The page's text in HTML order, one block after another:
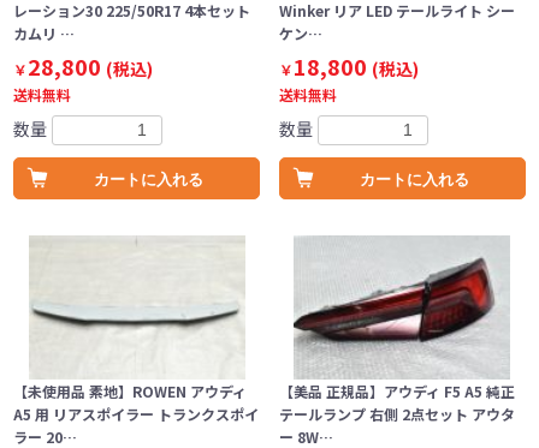
レーション30 225/50R17 4本セット
カムリ …
￥28,800 (税込)
送料無料
数量
カートに入れる
Winker リア LED テールライト シー
ケン…
￥18,800 (税込)
送料無料
数量
カートに入れる
【未使用品 素地】ROWEN アウディ
A5 用 リアスポイラー トランクスポイ
ラー 20…
【美品 正規品】アウディ F5 A5 純正
テールランプ 右側 2点セット アウタ
ー 8W…